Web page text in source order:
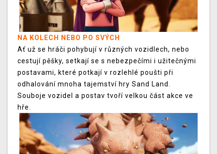
NA KOLECH NEBO PO SVÝCH
Ať už se hráči pohybují v různých vozidlech, nebo
cestují pěšky, setkají se s nebezpečími i užitečnými
postavami, které potkají v rozlehlé poušti při
odhalování mnoha tajemství hry Sand Land.
Souboje vozidel a postav tvoří velkou část akce ve
hře.